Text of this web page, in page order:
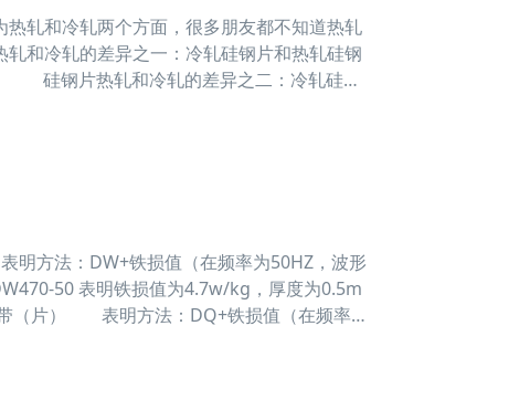
轧和冷轧两个方面，很多朋友都不知道热轧
和冷轧的差异之一：冷轧硅钢片和热轧硅钢
硅钢片热轧和冷轧的差异之二：冷轧硅钢
法：DW+铁损值（在频率为50HZ，波形
50 表明铁损值为4.7w/kg，厚度为0.5m
（片） 表明方法：DQ+铁损值（在频率为